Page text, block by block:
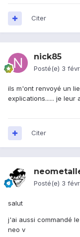
Citer
nick85
Posté(e) 3
ils m'ont renvoyé un
explications...... je leur
Citer
Posté(e) 3
salut
j'ai aussi commandé
neo v